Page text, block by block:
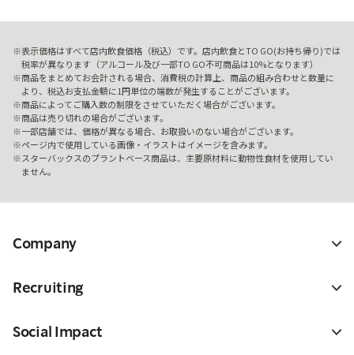
表示価格はすべて店内飲食価格（税込）です。店内飲食とTO GO(お持ち帰り)では
税率が異なります（アルコール及び一部TO GO不可商品は10%となります）
商品をまとめてお会計される場合、消費税の計算上、商品の組み合わせと数量に
より、税込お支払金額に1円単位の端数が発生することがございます。
商品によってご購入数の制限をさせていただく場合がございます。
商品は売り切れの場合がございます。
一部店舗では、価格が異なる場合、お取扱いのない場合がございます。
ページ内で使用している画像・イラストはイメージを含みます。
スターバックスのプラントベース商品は、主要原材料に動物性食材を使用してい
ません。
Company
Recruiting
Social Impact